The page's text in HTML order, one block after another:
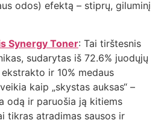
odos) efektą – stiprų, giluminį
Synergy Toner: Tai tirštesnis
sudarytas iš 72.6% juodųjų
ir 10% medaus
kaip „skystas auksas“ –
odą ir paruošia ją kitiems
tikras atradimas sausos ir